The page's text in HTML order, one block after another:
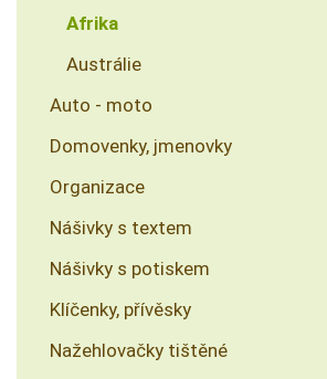
Afrika
Austrálie
Auto - moto
Domovenky, jmenovky
Organizace
Nášivky s textem
Nášivky s potiskem
Klíčenky, přívěsky
Nažehlovačky tištěné